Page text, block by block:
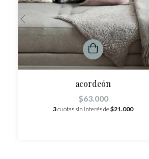
acordeón
$63.000
3cuotas sin interés de$21.000